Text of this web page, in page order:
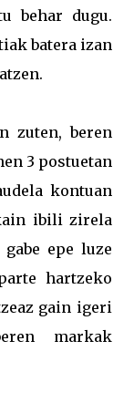
behar dugu.
batera izan
zuten, beren
3 postuetan
kontuan
ibili zirela
epe luze
hartzeko
gain igeri
markak